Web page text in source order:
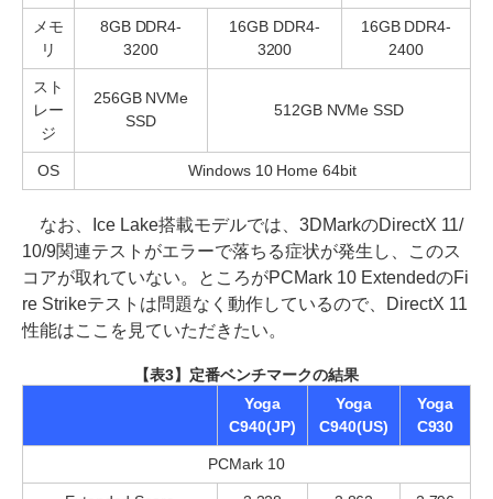
メモ
リ
8GB DDR4-
3200
16GB DDR4-
3200
16GB DDR4-
2400
スト
レー
ジ
256GB NVMe
SSD
512GB NVMe SSD
OS Windows 10 Home 64bit
なお、Ice Lake搭載モデルでは、3DMarkのDirectX 11/
10/9関連テストがエラーで落ちる症状が発生し、このス
コアが取れていない。ところがPCMark 10 ExtendedのFi
re Strikeテストは問題なく動作しているので、DirectX 11
性能はここを見ていただきたい。
【表3】定番ベンチマークの結果
Yoga
C940(JP)
Yoga
C940(US)
Yoga
C930
PCMark 10